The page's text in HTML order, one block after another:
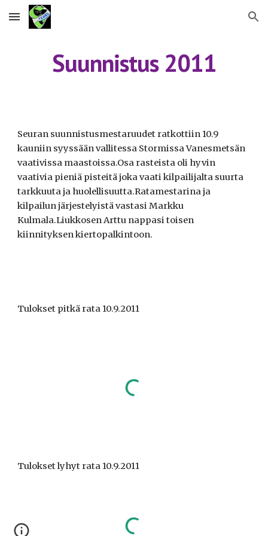
Skip to main content Skip to navigation
Suunnistus 2011
Seuran suunnistusmestaruudet ratkottiin 10.9
kauniin syyssään vallitessa Stormissa Vanesmetsän
vaativissa maastoissa.Osa rasteista oli hyvin
vaativia pieniä pisteitä joka vaati kilpailijalta suurta
tarkkuuta ja huolellisuutta.Ratamestarina ja
kilpailun järjestelyistä vastasi Markku
Kulmala.Liukkosen Arttu nappasi toisen
kiinnityksen kiertopalkintoon.
Tulokset pitkä rata 10.9.2011
Tulokset lyhyt rata 10.9.2011